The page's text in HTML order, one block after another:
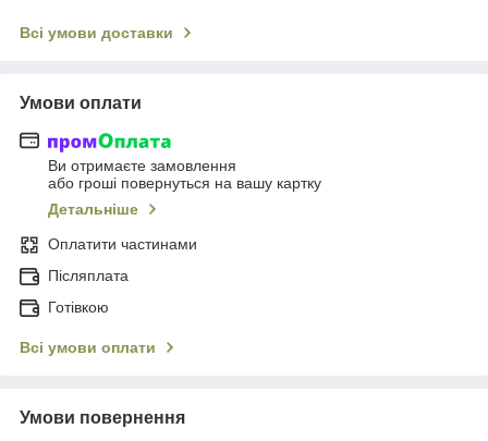
Всі умови доставки
Умови оплати
Ви отримаєте замовлення
або гроші повернуться на вашу картку
Детальніше
Оплатити частинами
Післяплата
Готівкою
Всі умови оплати
Умови повернення